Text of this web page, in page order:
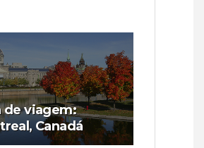
de viagem:
Canadá